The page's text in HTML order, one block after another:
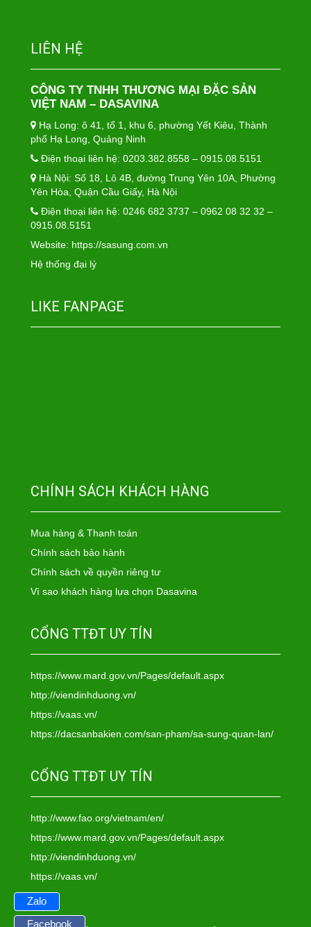
LIÊN HỆ
CÔNG TY TNHH THƯƠNG MẠI ĐẶC SẢN
VIỆT NAM – DASAVINA
Hạ Long: ô 41, tổ 1, khu 6, phường Yết Kiêu, Thành
phố Hạ Long, Quảng Ninh
Điện thoại liên hệ: 0203.382.8558 – 0915.08.5151
Hà Nội: Số 18, Lô 4B, đường Trung Yên 10A, Phường
Yên Hòa, Quận Cầu Giấy, Hà Nội
Điện thoại liên hệ: 0246 682 3737 – 0962 08 32 32 –
0915.08.5151
Website: https://sasung.com.vn
Hệ thống đại lý
LIKE FANPAGE
CHÍNH SÁCH KHÁCH HÀNG
Mua hàng & Thanh toán
Chính sách bảo hành
Chính sách về quyền riêng tư
Vì sao khách hàng lựa chọn Dasavina
CỔNG TTĐT UY TÍN
https://www.mard.gov.vn/Pages/default.aspx
http://viendinhduong.vn/
https://vaas.vn/
https://dacsanbakien.com/san-pham/sa-sung-quan-lan/
CỔNG TTĐT UY TÍN
http://www.fao.org/vietnam/en/
https://www.mard.gov.vn/Pages/default.aspx
http://viendinhduong.vn/
https://vaas.vn/
Zalo
Facebook